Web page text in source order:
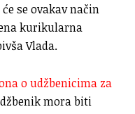
se ovakav način
kurikularna
Vlada.
o udžbenicima za
mora biti